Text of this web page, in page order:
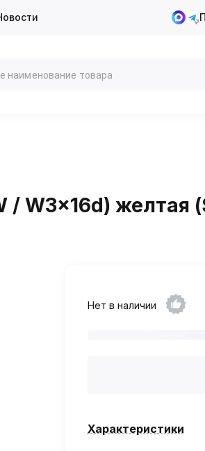
W3x16d) желтая
Нет в наличии
Характеристики